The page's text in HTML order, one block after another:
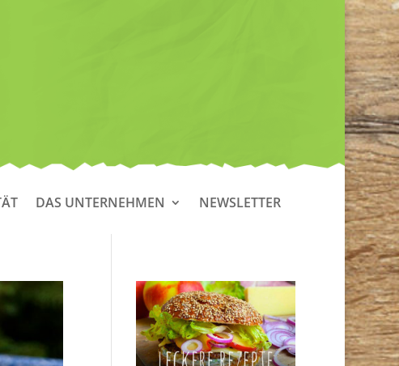
DAS UNTERNEHMEN NEWSLETTER